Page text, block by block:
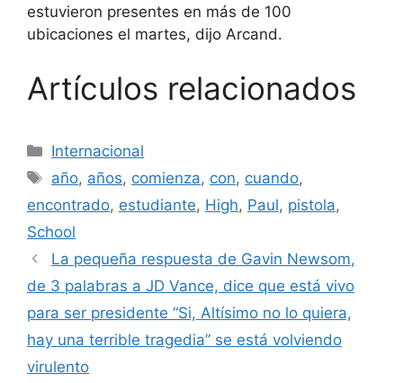
estuvieron presentes en más de 100
ubicaciones el martes, dijo Arcand.
Artículos relacionados
Categories
Internacional
Tags
año, años, comienza, con, cuando,
encontrado, estudiante, High, Paul, pistola,
School
La pequeña respuesta de Gavin Newsom,
de 3 palabras a JD Vance, dice que está vivo
para ser presidente “Si, Altísimo no lo quiera,
hay una terrible tragedia” se está volviendo
virulento